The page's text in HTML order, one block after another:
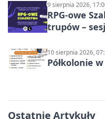
9 sierpnia 2026,
RPG-owe
trupów –
10 sierpnia 2026,
Półkolonie
Ostatnie Artykuły